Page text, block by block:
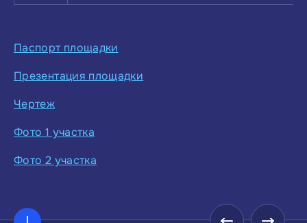
Паспорт площадки
Презентация площадки
Чертеж
Фото 1 участка
Фото 2 участка